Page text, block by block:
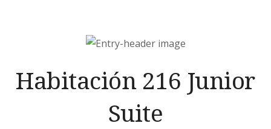
Habitación 216 Junior
Suite